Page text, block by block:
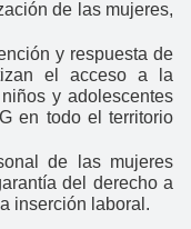
de las mujeres,
y respuesta de
el acceso a la
y adolescentes
en todo el territorio
de las mujeres
del derecho a
inserción laboral.